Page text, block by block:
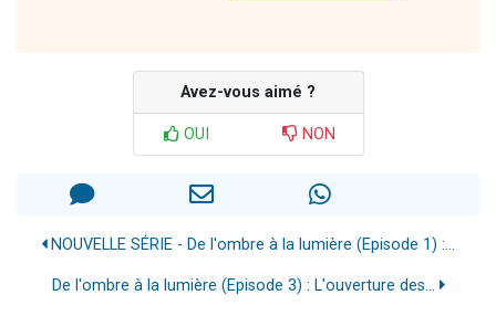
Avez-vous aimé ?
OUI NON
NOUVELLE SÉRIE - De l'ombre à la lumière (Episode 1) :...
De l'ombre à la lumière (Episode 3) : L'ouverture des...